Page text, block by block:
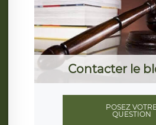
Contacter le
POSEZ
QUESTION